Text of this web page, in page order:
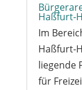
Haßfurt-
Im
Haßfurt-
liegende
für